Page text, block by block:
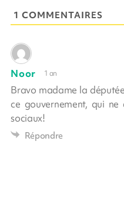
1 COMMENTAIRES
Noor 1 an
Bravo madame la
ce gouvernement, qui
sociaux!
Répondre